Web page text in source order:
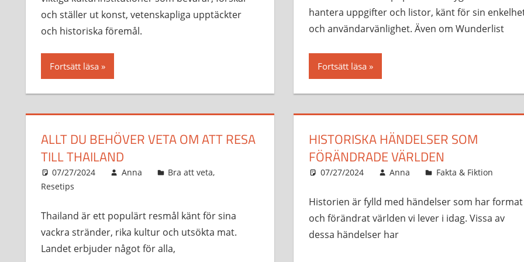
och ställer ut konst, vetenskapliga upptäckter
och historiska föremål.
Fortsätt läsa
hantera uppgifter och listor, känt för sin
och användarvänlighet. Även om Wunderlist
Fortsätt läsa
ALLT DU BEHÖVER VETA OM ATT RESA
TILL THAILAND
07/27/2024 Anna Bra att veta,
Resetips
Thailand är ett populärt resmål känt för sina
vackra stränder, rika kultur och utsökta mat.
Landet erbjuder något för alla,
HISTORISKA HÄNDELSER SOM
FÖRÄNDRADE VÄRLDEN
07/27/2024 Anna Fakta & Fiktion
Historien är fylld med händelser som har format
och förändrat världen vi lever i idag. Vissa av
dessa händelser har